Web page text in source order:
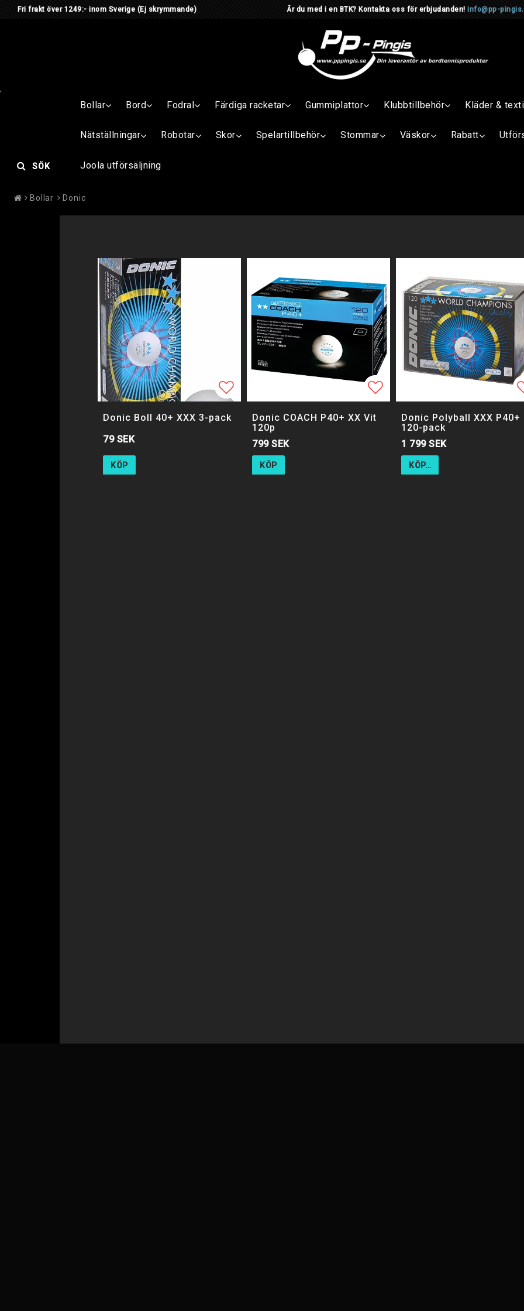
Fri frakt över 1249:- inom Sverige (Ej skrymmande) Är du med i en BTK? Kontakta oss för erbjudanden! info@pp-
Bollar Bord Fodral Färdiga racketar Gummiplattor Klubbtillbehör Kläder &
Nätställningar Robotar Skor Spelartillbehör Stommar Väskor Rabatt
Joola utförsäljning
SÖK
Bollar Donic
Lägg till i favoritlistan
Donic Boll 40+ XXX 3-pack
79 SEK
KÖP
Lägg till i favoritlistan
Lägg till i favoritlistan
Donic COACH P40+ XX Vit
120p
799 SEK
KÖP
Donic Polyball XXX P40+
120-pack
1 799 SEK
KÖP…